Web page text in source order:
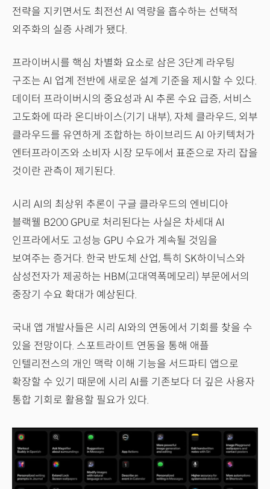
전략을 지키면서도 최전선 AI 역량을 흡수하는 선택적
외주화의 실증 사례가 됐다.
프라이버시를 핵심 차별화 요소로 삼은 3단계 라우팅
구조는 AI 업계 전반에 새로운 설계 기준을 제시할 수 있다.
데이터 프라이버시의 중요성과 AI 추론 수요 급증, 서비스
고도화에 따라 온디바이스(기기 내부), 자체 클라우드, 외부
클라우드를 유연하게 조합하는 하이브리드 AI 아키텍처가
엔터프라이즈와 소비자 시장 모두에서 표준으로 자리 잡을
것이란 관측이 제기된다.
시리 AI의 최상위 추론이 구글 클라우드의 엔비디아
블랙웰 B200 GPU로 처리된다는 사실은 차세대 AI
인프라에서도 고성능 GPU 수요가 계속될 것임을
보여주는 증거다. 한국 반도체 산업, 특히 SK하이닉스와
삼성전자가 제공하는 HBM(고대역폭메모리) 부문에서의
중장기 수요 확대가 예상된다.
국내 앱 개발사들은 시리 AI와의 연동에서 기회를 찾을 수
있을 전망이다. 스포트라이트 연동을 통해 애플
인텔리전스의 개인 맥락 이해 기능을 서드파티 앱으로
확장할 수 있기 때문에 시리 AI를 기존보다 더 깊은 사용자
통합 기회로 활용할 필요가 있다.